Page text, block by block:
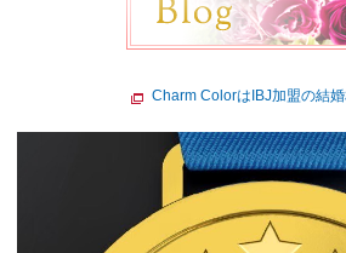
Charm ColorはIBJ加盟の結